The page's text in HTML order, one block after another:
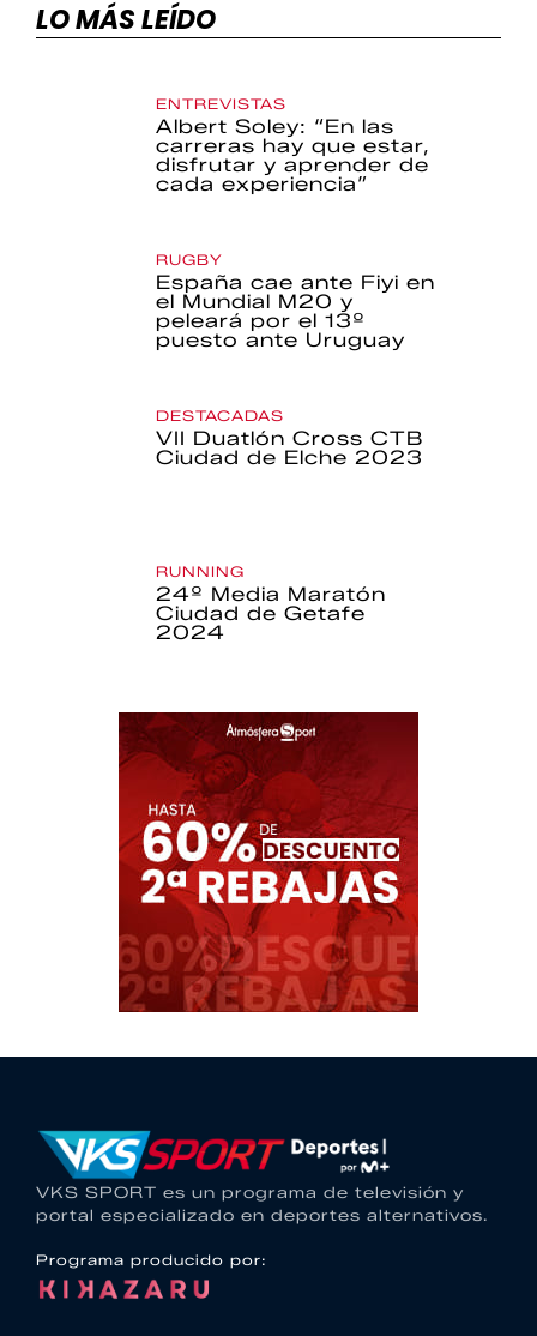
LO MÁS LEÍDO
ENTREVISTAS
Albert Soley: “En las
carreras hay que estar,
disfrutar y aprender de
cada experiencia”
RUGBY
España cae ante Fiyi en
el Mundial M20 y
peleará por el 13º
puesto ante Uruguay
DESTACADAS
VII Duatlón Cross CTB
Ciudad de Elche 2023
RUNNING
24º Media Maratón
Ciudad de Getafe
2024
VKS SPORT es un programa de televisión y
portal especializado en deportes alternativos.
Programa producido por: